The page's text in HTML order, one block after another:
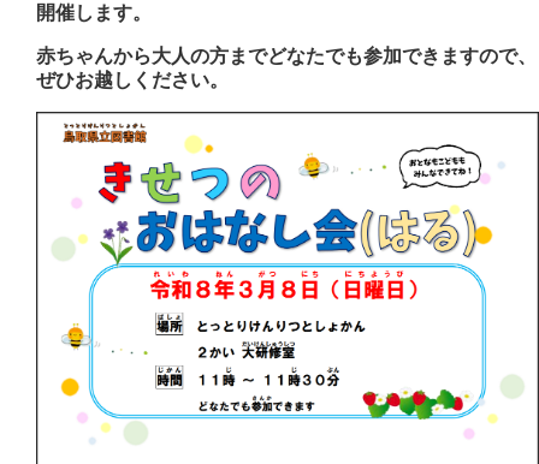
開催します。
赤ちゃんから大人の方までどなたでも参加できますので、
ぜひお越しください。